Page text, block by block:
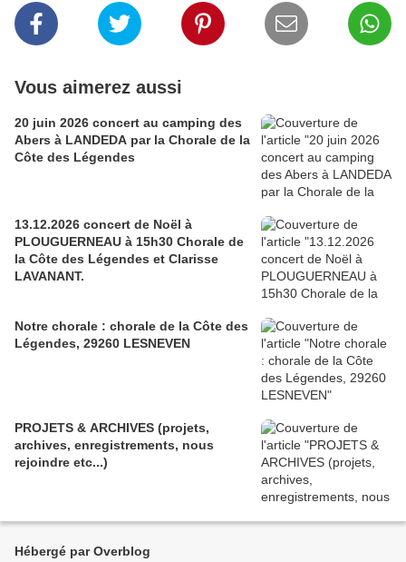
Vous aimerez aussi
20 juin 2026 concert au camping des
Abers à LANDEDA par la Chorale de la
Côte des Légendes
13.12.2026 concert de Noël à
PLOUGUERNEAU à 15h30 Chorale de
la Côte des Légendes et Clarisse
LAVANANT.
Notre chorale : chorale de la Côte des
Légendes, 29260 LESNEVEN
PROJETS & ARCHIVES (projets,
archives, enregistrements, nous
rejoindre etc...)
Hébergé par Overblog